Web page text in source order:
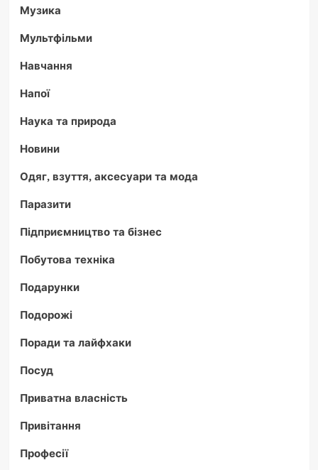
Музика
Мультфільми
Навчання
Напої
Наука та природа
Новини
Одяг, взуття, аксесуари та мода
Паразити
Підприємництво та бізнес
Побутова техніка
Подарунки
Подорожі
Поради та лайфхаки
Посуд
Приватна власність
Привітання
Професії